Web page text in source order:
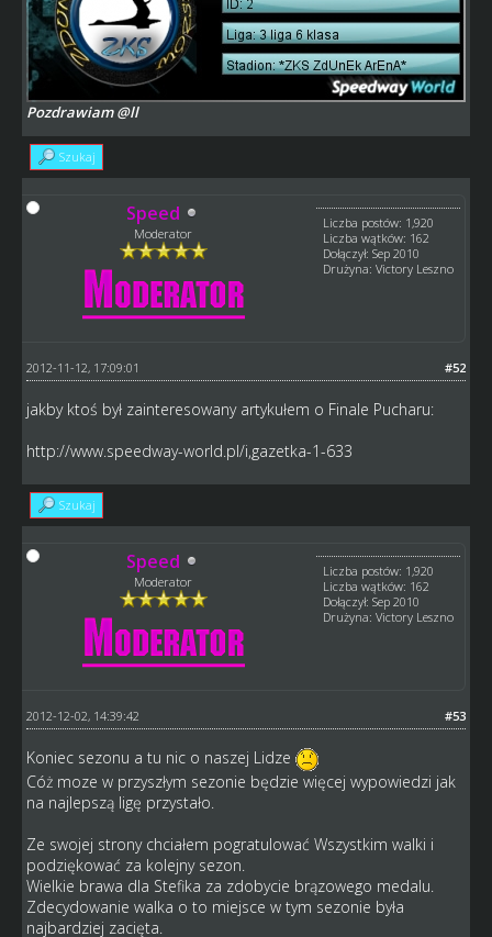
Pozdrawiam @ll
Szukaj
Speed
Moderator
Liczba postów: 1,920
Liczba wątków: 162
Dołączył: Sep 2010
Drużyna: Victory Leszno
#52
2012-11-12, 17:09:01
jakby ktoś był zainteresowany artykułem o Finale Pucharu:
http://www.speedway-world.pl/i,gazetka-1-633
Szukaj
Speed
Moderator
Liczba postów: 1,920
Liczba wątków: 162
Dołączył: Sep 2010
Drużyna: Victory Leszno
#53
2012-12-02, 14:39:42
Koniec sezonu a tu nic o naszej Lidze
Cóż moze w przyszłym sezonie będzie więcej wypowiedzi jak
na najlepszą ligę przystało.
Ze swojej strony chciałem pogratulować Wszystkim walki i
podziękować za kolejny sezon.
Wielkie brawa dla Stefika za zdobycie brązowego medalu.
Zdecydowanie walka o to miejsce w tym sezonie była
najbardziej zacięta.